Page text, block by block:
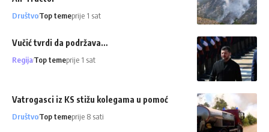
DruštvoTop temeprije 1 sat
Vučić tvrdi da podržava…
RegijaTop temeprije 1 sat
Vatrogasci iz KS stižu kolegama u pomoć
DruštvoTop temeprije 8 sati